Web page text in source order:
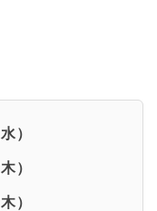
）
）
）